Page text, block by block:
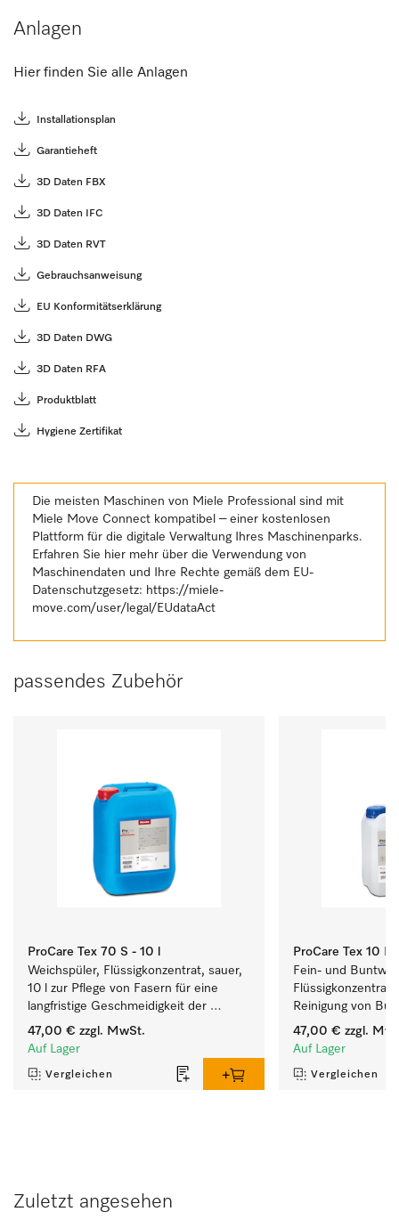
Anlagen
Hier finden Sie alle Anlagen
Installationsplan
Garantieheft
3D Daten FBX
3D Daten IFC
3D Daten RVT
Gebrauchsanweisung
EU Konformitätserklärung
3D Daten DWG
3D Daten RFA
Produktblatt
Hygiene Zertifikat
Die meisten Maschinen von Miele Professional sind mit
Miele Move Connect kompatibel – einer kostenlosen
Plattform für die digitale Verwaltung Ihres Maschinenparks.
Erfahren Sie hier mehr über die Verwendung von
Maschinendaten und Ihre Rechte gemäß dem EU-
Datenschutzgesetz: https://miele-
move.com/user/legal/EUdataAct
passendes Zubehör
ProCare Tex 70 S - 10 l
Weichspüler, Flüssigkonzentrat, sauer,
10 l zur Pflege von Fasern für eine
langfristige Geschmeidigkeit der
Textilien.
47,00 € zzgl. MwSt.
Auf Lager
Vergleichen
ProCare Tex 10
Fein- und
Flüssigkonzentrat,
Reinigung von
empfindlichen
47,00 € zzgl.
Auf Lager
Vergleichen
Zuletzt angesehen